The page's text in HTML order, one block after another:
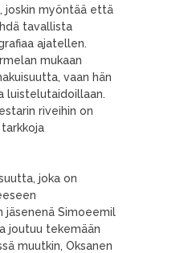
joskin myöntää että
tavallista
ajatellen.
mukaan
vaan hän
luistelutaidoillaan.
riveihin on
joka on
jäsenenä Simoeemil
joutuu tekemään
muutkin, Oksanen